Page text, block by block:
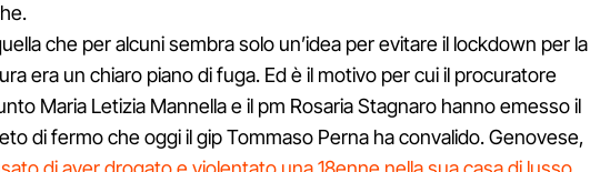
che per alcuni sembra solo un’idea per evitare il lockdown per la
era un chiaro piano di fuga. Ed è il motivo per cui il procuratore
Maria Letizia Mannella e il pm Rosaria Stagnaro hanno emesso il
di fermo che oggi il gip Tommaso Perna ha convalido. Genovese,